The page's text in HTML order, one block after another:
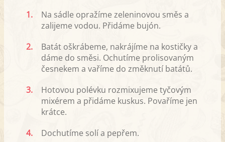
1.
Na sádle opražíme zeleninovou směs a
zalijeme vodou. Přidáme bujón.
2.
Batát oškrábeme, nakrájíme na kostičky a
dáme do směsi. Ochutíme prolisovaným
česnekem a vaříme do změknutí batátů.
3.
Hotovou polévku rozmixujeme tyčovým
mixérem a přidáme kuskus. Povaříme jen
krátce.
4.
Dochutíme solí a pepřem.